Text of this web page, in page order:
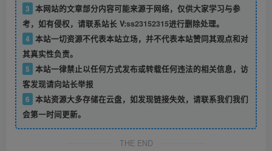
3 本网站的文章部分内容可能来源于网络，仅供大家学习与参
考，如有侵权，请联系站长 V:ss23152315进行删除处理。
4 本站一切资源不代表本站立场，并不代表本站赞同其观点和对
其真实性负责。
5 本站一律禁止以任何方式发布或转载任何违法的相关信息，访
客发现请向站长举报
6 本站资源大多存储在云盘，如发现链接失效，请联系我们我们
会第一时间更新。
THE END